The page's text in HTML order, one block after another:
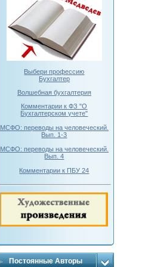
Выбери профессию
Бухгалтер
Волшебная бухгалтерия
Комментарии к ФЗ "О
Бухгалтерском учете"
МСФО: переводы на человеческий.
Вып. 1-3
МСФО: переводы на человеческий.
Вып. 4
Комментарии к ПБУ 24
Постоянные Авторы